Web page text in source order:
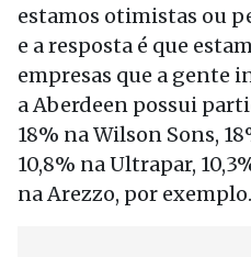
estamos otimistas ou
e a resposta é que
empresas que a gente
a Aberdeen possui
18% na Wilson Sons,
10,8% na Ultrapar,
na Arezzo, por exemplo.